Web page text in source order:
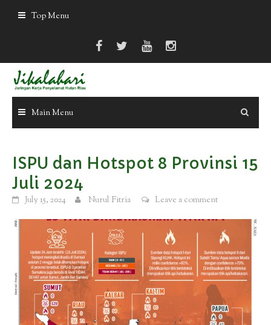
Top Menu
Main Menu
ISPU dan Hotspot 8 Provinsi 15
Juli 2024
July 15, 2024 Nurul Fitria Leave a comment